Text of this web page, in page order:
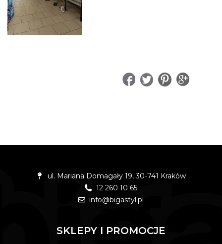
ul. Mariana Domagały 19, 30-741 Kraków
12 260 10 65
info@bigastyl.pl
SKLEPY I PROMOCJE